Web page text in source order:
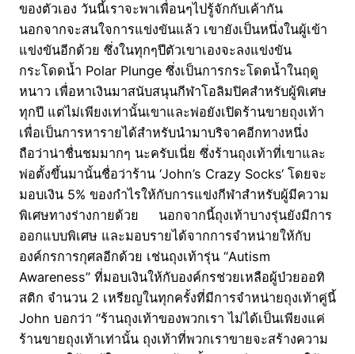
ของตัวเอง วันนี้เราจะพาเพื่อนๆไปรู้จักกับเค้ากัน
นอกจากจะสนใจการแข่งขันแล้ว เขายังเป็นหนึ่งในผู้เข้า
แข่งขันอีกด้วย ซึ่งในทุกๆปีตัวเขาเองจะลงแข่งขัน
กระโดดน้ำ Polar Plunge ซึ่งเป็นการกระโดดน้ำในฤดู
หนาว เพื่อหาเงินมาสนับสนุนกีฬาโอลิมปิคสำหรับผู้พิเศษ
ทุกปี แต่ไม่เพียงเท่านั้นเขาและพ่อยังเปิดร้านขายถุงเท้า
เพื่อเป็นการหารายได้สำหรับนำมาบริจาคอีกทางหนึ่ง
ถือว่าน่าชื่นชมมากๆ นะครับเนี่ย ซึ่งร้านถุงเท้าที่เขาและ
พ่อตั้งขึ้นมานั้นชื่อว่าร้าน ‘John’s Crazy Socks‘ โดยจะ
มอบเงิน 5% ของกำไรให้กับการแข่งกีฬาสำหรับผู้มีความ
พิเศษทางร่างกายด้วย นอกจากนี้ถุงเท้าบางรุ่นยังมีการ
ออกแบบพิเศษ และมอบรายได้จากการจำหน่ายให้กับ
องค์กรการกุศลอีกด้วย เช่นถุงเท้ารุ่น “Autism
Awareness” ที่มอบเงินให้กับองค์กรช่วยเหลือผู้ป่วยออทิ
สติก จำนวน 2 เหรียญในทุกครั้งที่มีการจำหน่ายถุงเท้าคู่นี้
John บอกว่า “ร้านถุงเท้าของพวกเรา ไม่ได้เป็นเพียงแค่
ร้านขายถุงเท้าเท่านั้น ถุงเท้าที่พวกเราขายจะสร้างความ